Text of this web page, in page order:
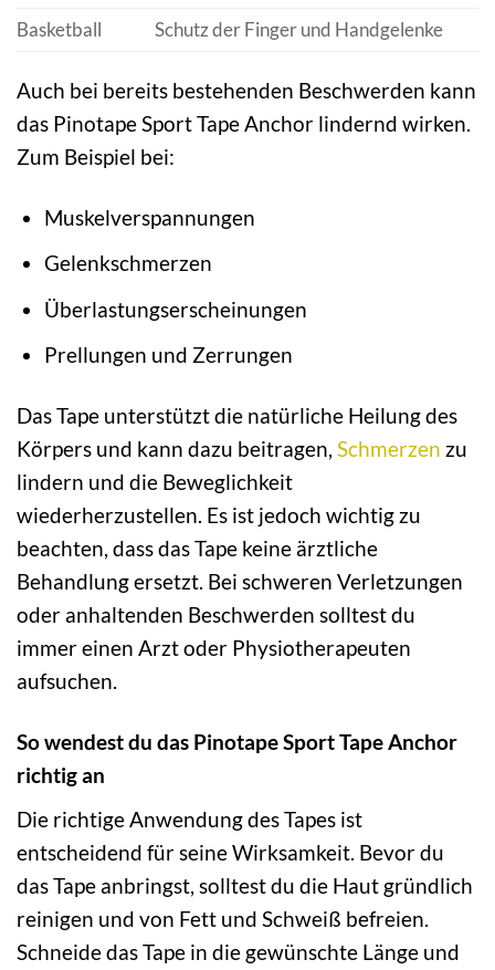
Basketball
Schutz der Finger und Handgelenke
Auch bei bereits bestehenden Beschwerden kann
das Pinotape Sport Tape Anchor lindernd wirken.
Zum Beispiel bei:
Muskelverspannungen
Gelenkschmerzen
Überlastungserscheinungen
Prellungen und Zerrungen
Das Tape unterstützt die natürliche Heilung des
Körpers und kann dazu beitragen, Schmerzen zu
lindern und die Beweglichkeit
wiederherzustellen. Es ist jedoch wichtig zu
beachten, dass das Tape keine ärztliche
Behandlung ersetzt. Bei schweren Verletzungen
oder anhaltenden Beschwerden solltest du
immer einen Arzt oder Physiotherapeuten
aufsuchen.
So wendest du das Pinotape Sport Tape Anchor
richtig an
Die richtige Anwendung des Tapes ist
entscheidend für seine Wirksamkeit. Bevor du
das Tape anbringst, solltest du die Haut gründlich
reinigen und von Fett und Schweiß befreien.
Schneide das Tape in die gewünschte Länge und